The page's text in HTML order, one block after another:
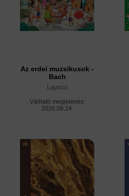
Az erdei muzsikusok -
Bach
Lapozó
Várható megjelenés:
2026.08.24.